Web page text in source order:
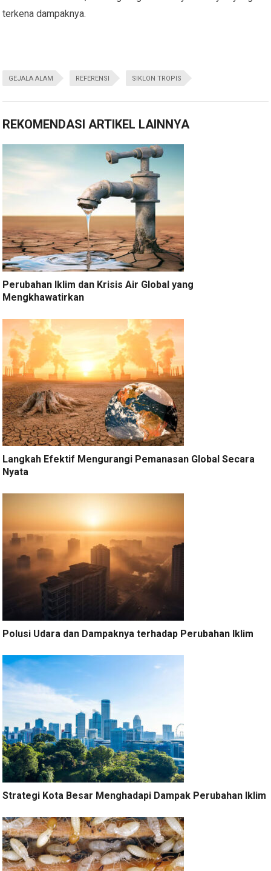
terkena dampaknya.
GEJALA ALAM REFERENSI SIKLON TROPIS
REKOMENDASI ARTIKEL LAINNYA
Perubahan Iklim dan Krisis Air Global yang
Mengkhawatirkan
Langkah Efektif Mengurangi Pemanasan Global Secara
Nyata
Polusi Udara dan Dampaknya terhadap Perubahan Iklim
Strategi Kota Besar Menghadapi Dampak Perubahan Iklim